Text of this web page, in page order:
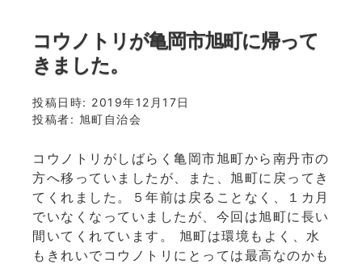
岡
川
東
園
に
～
に
旭
町
自
会
お
月
に
向
け
て
～
令
コウノトリが亀岡市旭町に帰って
きました。
投稿日時: 2019年12月17日
投稿者: 旭町自治会
コウノトリがしばらく亀岡市旭町から南丹市の
方へ移っていましたが、また、旭町に戻ってき
てくれました。５年前は戻ることなく、１カ月
でいなくなっていましたが、今回は旭町に長い
間いてくれています。 旭町は環境もよく、水
もきれいでコウノトリにとっては最高なのかも